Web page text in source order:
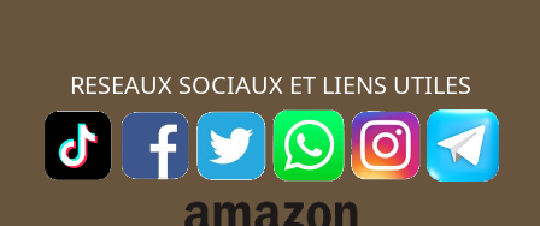
RESEAUX SOCIAUX ET LIENS UTILES